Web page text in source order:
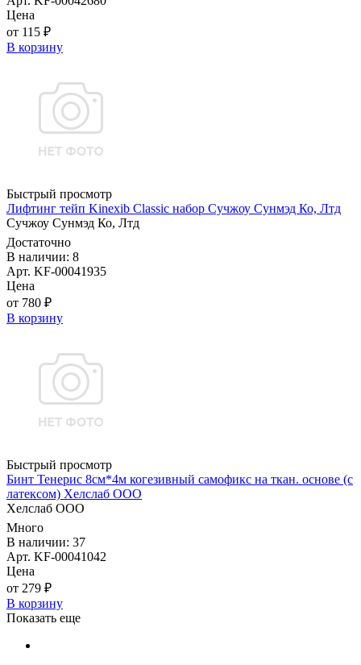
Цена
от 115 ₽
В корзину
Быстрый просмотр
Лифтинг тейп Kinexib Classic набор Сучжоу Сунмэд Ко, Лтд
Сучжоу Сунмэд Ко, Лтд
Достаточно
В наличии: 8
Арт. KF-00041935
Цена
от 780 ₽
В корзину
Быстрый просмотр
Бинт Тенерис 8см*4м когезивный самофикс на ткан. основе (с
латексом) Хелслаб ООО
Хелслаб ООО
Много
В наличии: 37
Арт. KF-00041042
Цена
от 279 ₽
В корзину
Показать еще